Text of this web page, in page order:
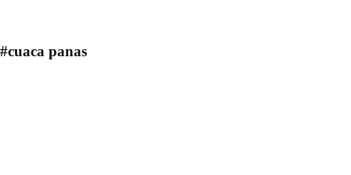
#cuaca panas